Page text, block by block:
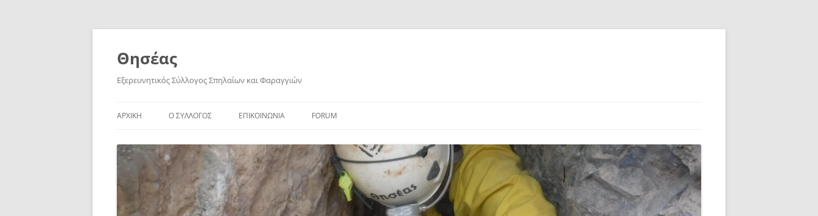
Skip
Θησέας
Εξερευνητικός Σύλλογος Σπηλαίων και Φαραγγιών
ΑΡΧΙΚΗ Ο ΣΥΛΛΟΓΟΣ ΕΠΙΚΟΙΝΩΝΙΑ FORUM